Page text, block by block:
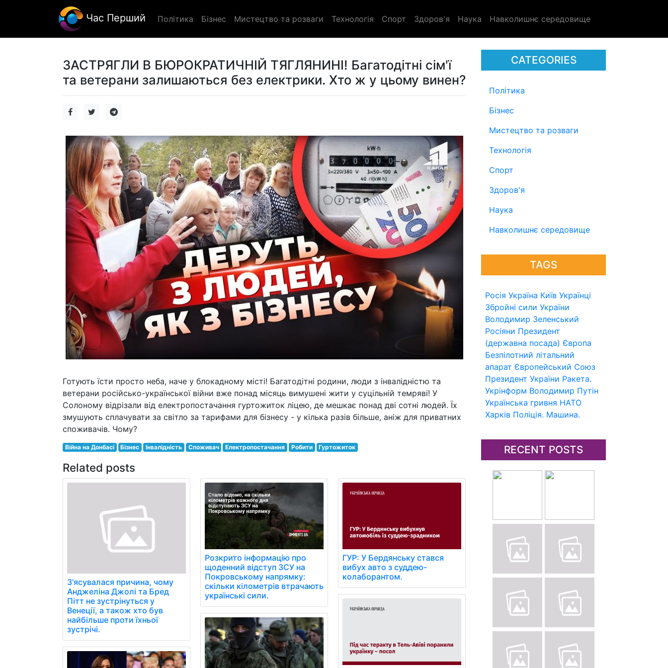
Час Перший Політика Бізнес Мистецтво та розваги Технологія Спорт Здоров'я Наука Навколишнє середовище
CATEGORIES
Політика
Бізнес
Мистецтво та розваги
Технологія
Спорт
Здоров'я
Наука
Навколишнє середовище
TAGS
Росія Україна Київ Українці
Збройні сили України
Володимир Зеленський
Росіяни Президент
(державна посада) Європа
Безпілотний літальний
апарат Європейський Союз
Президент України Ракета.
Укрінформ Володимир Путін
Українська гривня НАТО
Харків Поліція. Машина.
RECENT POSTS
ЗАСТРЯГЛИ В БЮРОКРАТИЧНІЙ ТЯГЛЯНИНІ! Багатодітні сім'ї
та ветерани залишаються без електрики. Хто ж у цьому винен?
Готують їсти просто неба, наче у блокадному місті! Багатодітні родини, люди з інвалідністю та
ветерани російсько-української війни вже понад місяць вимушені жити у суцільній темряві! У
Солоному відрізали від електропостачання гуртожиток ліцею, де мешкає понад дві сотні людей. Їх
змушують сплачувати за світло за тарифами для бізнесу - у кілька разів більше, аніж для приватних
споживачів. Чому?
Війна на Донбасі Бізнес Інвалідність Споживач Електропостачання Робити Гуртожиток
Related posts
З'ясувалася причина, чому
Анджеліна Джолі та Бред
Пітт не зустрінуться у
Венеції, а також хто був
найбільше проти їхньої
зустрічі.
Розкрито інформацію про
щоденний відступ ЗСУ на
Покровському напрямку:
скільки кілометрів втрачають
українські сили.
ГУР: У Бердянську стався
вибух авто з суддею-
колаборантом.